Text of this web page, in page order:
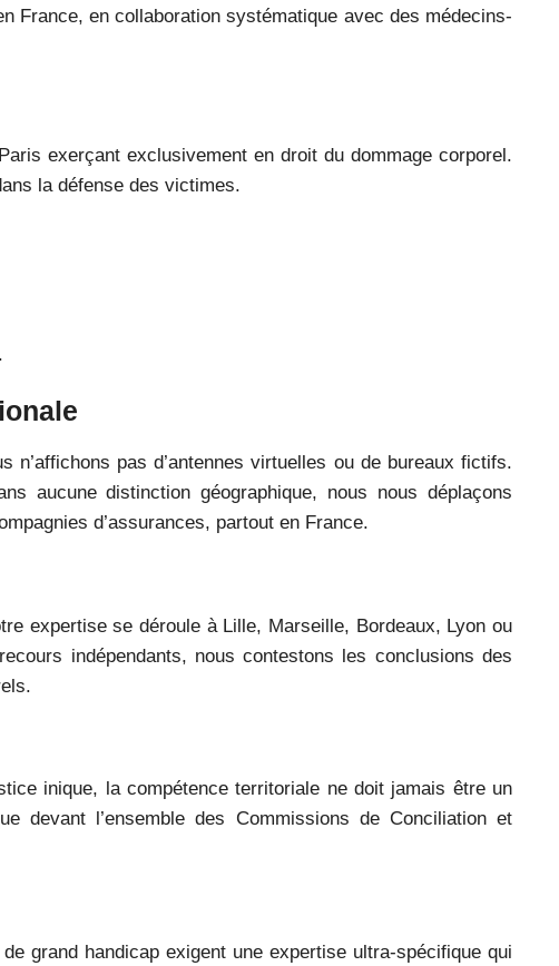
France, en collaboration systématique avec des médecins-
exerçant exclusivement en droit du dommage corporel.
la défense des victimes.
n’affichons pas d’antennes virtuelles ou de bureaux fictifs.
aucune distinction géographique, nous nous déplaçons
d’assurances, partout en France.
expertise se déroule à Lille, Marseille, Bordeaux, Lyon ou
indépendants, nous contestons les conclusions des
inique, la compétence territoriale ne doit jamais être un
devant l’ensemble des Commissions de Conciliation et
grand handicap exigent une expertise ultra-spécifique qui